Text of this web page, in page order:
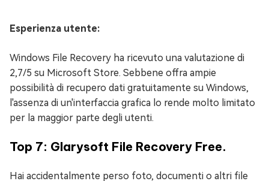
Esperienza utente:
Windows File Recovery ha ricevuto una valutazione di
2,7/5 su Microsoft Store. Sebbene offra ampie
possibilità di recupero dati gratuitamente su Windows,
l'assenza di un'interfaccia grafica lo rende molto limitato
per la maggior parte degli utenti.
Top 7: Glarysoft File Recovery Free.
Hai accidentalmente perso foto, documenti o altri file